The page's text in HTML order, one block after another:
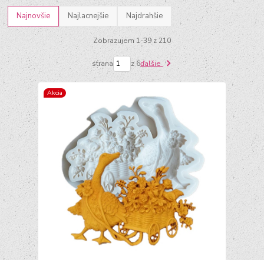
Najnovšie Najlacnejšie Najdrahšie
Zobrazujem 1-39 z 210
strana z 6ďalšie
Akcia